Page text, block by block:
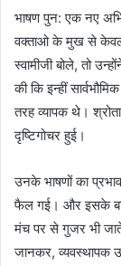
भाषण पुन: एक नए
वक्ताओ के मुख से केवल
स्वामीजी बोले, तो
की कि इन्हीं
तरह व्यापक थे।
दृष्टिगोचर हुई।
उनके भाषणों का
फैल गई। और इसके
मंच पर से गुजर भी
जानकर, व्यवस्थापक